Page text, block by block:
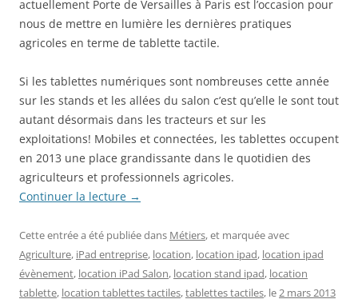
actuellement Porte de Versailles à Paris est l’occasion pour
nous de mettre en lumière les dernières pratiques
agricoles en terme de tablette tactile.
Si les tablettes numériques sont nombreuses cette année
sur les stands et les allées du salon c’est qu’elle le sont tout
autant désormais dans les tracteurs et sur les
exploitations! Mobiles et connectées, les tablettes occupent
en 2013 une place grandissante dans le quotidien des
agriculteurs et professionnels agricoles.
Continuer la lecture →
Cette entrée a été publiée dans Métiers, et marquée avec
Agriculture, iPad entreprise, location, location ipad, location ipad
évènement, location iPad Salon, location stand ipad, location
tablette, location tablettes tactiles,tablettes tactiles, le2 mars 2013